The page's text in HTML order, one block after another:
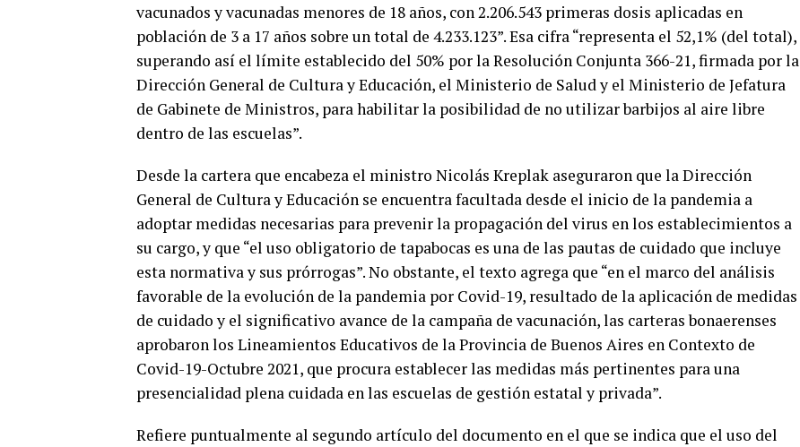
vacunados y vacunadas menores de 18 años, con 2.206.543 primeras dosis aplicadas en
población de 3 a 17 años sobre un total de 4.233.123”. Esa cifra “representa el 52,1% (del total),
superando así el límite establecido del 50% por la Resolución Conjunta 366-21, firmada por la
Dirección General de Cultura y Educación, el Ministerio de Salud y el Ministerio de Jefatura
de Gabinete de Ministros, para habilitar la posibilidad de no utilizar barbijos al aire libre
dentro de las escuelas”.
Desde la cartera que encabeza el ministro Nicolás Kreplak aseguraron que la Dirección
General de Cultura y Educación se encuentra facultada desde el inicio de la pandemia a
adoptar medidas necesarias para prevenir la propagación del virus en los establecimientos a
su cargo, y que “el uso obligatorio de tapabocas es una de las pautas de cuidado que incluye
esta normativa y sus prórrogas”. No obstante, el texto agrega que “en el marco del análisis
favorable de la evolución de la pandemia por Covid-19, resultado de la aplicación de medidas
de cuidado y el significativo avance de la campaña de vacunación, las carteras bonaerenses
aprobaron los Lineamientos Educativos de la Provincia de Buenos Aires en Contexto de
Covid-19-Octubre 2021, que procura establecer las medidas más pertinentes para una
presencialidad plena cuidada en las escuelas de gestión estatal y privada”.
Refiere puntualmente al segundo artículo del documento en el que se indica que el uso del